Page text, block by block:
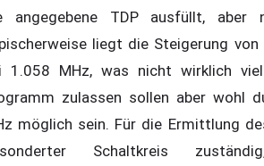
angegebene TDP ausfüllt, aber
liegt die Steigerung
1.058 MHz, was nicht wirklich
zulassen sollen aber wohl
möglich sein. Für die Ermittlung
Schaltkreis